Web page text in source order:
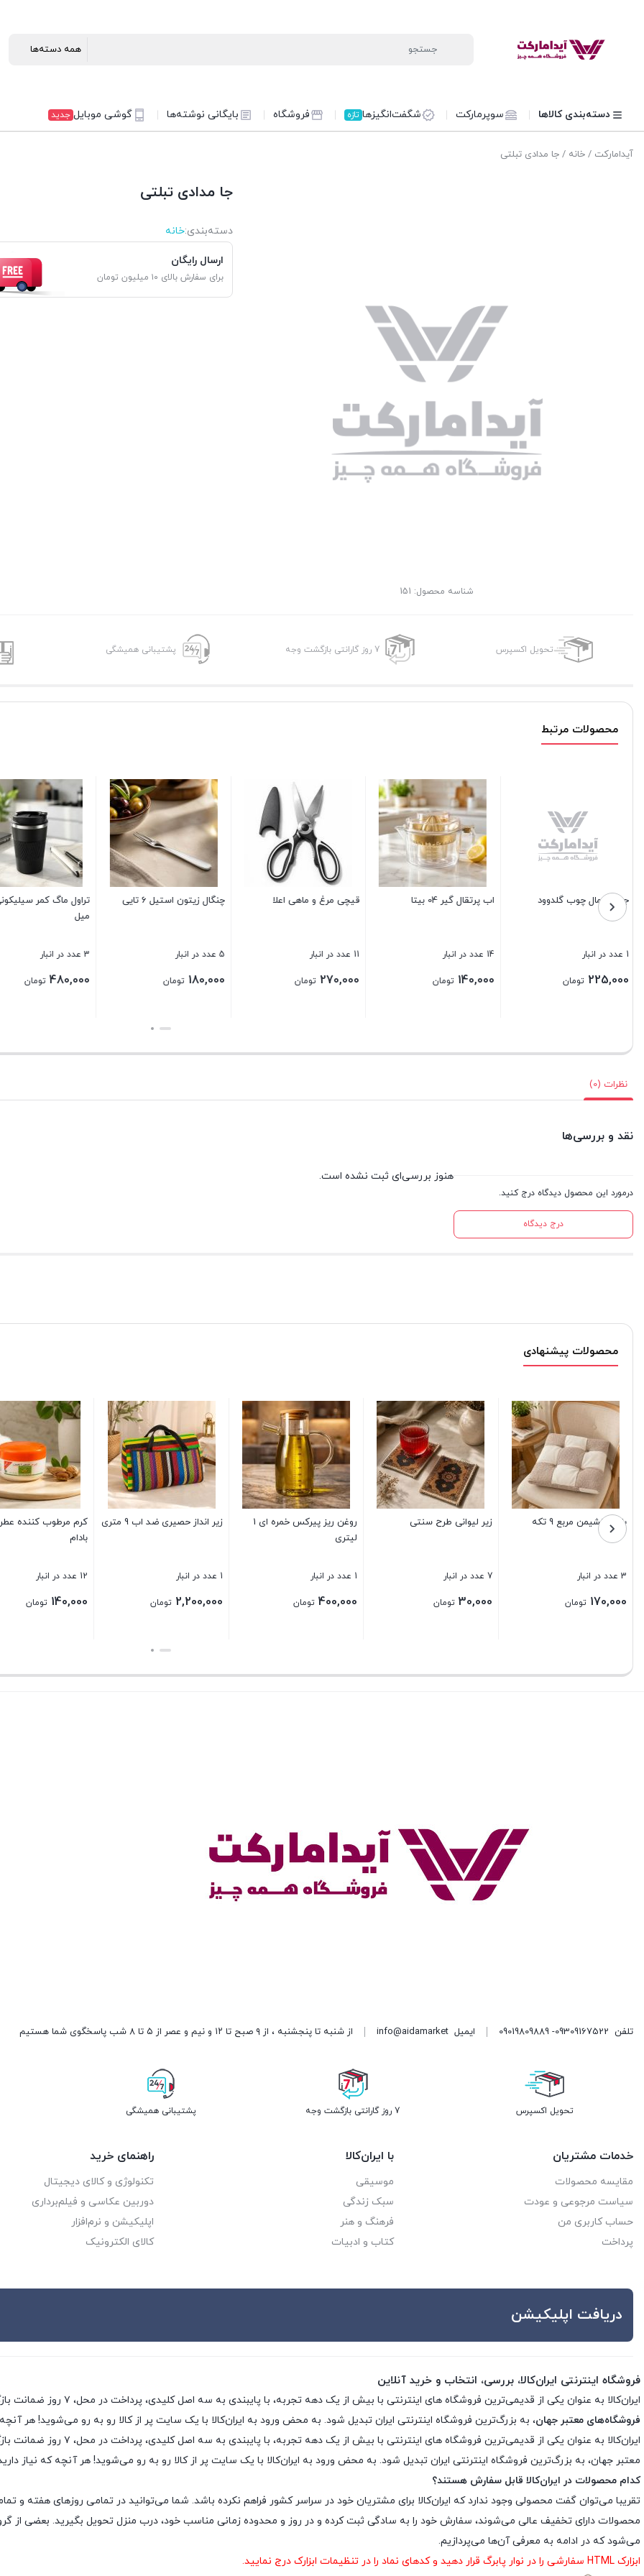
دسته‌بندی کالاها سوپرمارکت شگفت‌انگیزها تازه فروشگاه بایگانی نوشته‌ها گوشی موبایل جدید
آیدامارکت / خانه / جا مدادی تبلتی
شناسه محصول: 151
جا مدادی تبلتی
دسته‌بندی‌:خانه
ارسال رایگان
برای سفارش بالای ۱۰ میلیون تومان
تحویل اکسپرس 7 روز گارانتی بازگشت وجه پشتیبانی همیشگی
محصولات مرتبط
چنگال زیتون استیل 6 تایی
5 عدد در انبار
180,000 تومان
تراول ماگ کمر سیلیکونی 380
3 عدد در انبار
480,000
35 عدد در انبار
110,000 تومان
ظرف فریزری مربع بیتا 400 میل
84 عدد در انبار
65,000 تومان
صافی استیل خارجی
2 عدد در انبار
125,000 تومان
نظرات (0)
نقد و بررسی‌ها
درمورد این محصول دیدگاه درج کنید.
درج دیدگاه
هنوز بررسی‌ای ثبت نشده است.
محصولات پیشنهادی
زیر انداز حصیری ضد اب 9 متری
1 عدد در انبار
2,200,000
کرم مرطوب کننده عطراگین
12 عدد در انبار
140,000
صافی استیل خارجی سایز 24
6 عدد در انبار
270,000 تومان
دراور 4 طبقه پاتریس
2 عدد در انبار
500,000 تومان
قاشق چنگال استیل
16 عدد در انبار
430,000
تلفن 09309167522- 09019809889 ایمیل info@aidamarket از شنبه تا پنجشنبه ، از ۹ صبح تا ۱۲ و نیم و عصر از ۵ تا ۸ شب پاسخگوی شما هستیم
تحویل اکسپرس 7 روز گارانتی بازگشت وجه پشتیبانی همیشگی
خدمات مشتریان
مقایسه محصولات
سیاست مرجوعی و عودت
حساب کاربری من
پرداخت
با ایران‌کالا
موسیقی
سبک زندگی
فرهنگ و هنر
کتاب و ادبیات
راهنمای خرید
تکنولوژی و کالای دیجیتال
دوربین عکاسی و فیلم‌برداری
اپلیکیشن و نرم‌افزار
کالای الکترونیک
دریافت اپلیکیشن
فروشگاه اینترنتی ایران‌کالا، بررسی، انتخاب و خرید آنلاین
ایران‌کالا به عنوان یکی از قدیمی‌ترین فروشگاه های اینترنتی با بیش از یک دهه تجربه، با پایبندی به سه اصل کلیدی، پرداخت در محل، ۷ روز ضمانت بازگشت کالا و تضمین اصل‌بودن کالا، موفق شده تا همگام با
فروشگاه‌های معتبر جهان، به بزرگ‌ترین فروشگاه اینترنتی ایران تبدیل شود. به محض ورود به ایران‌کالا با یک سایت پر از کالا رو به رو می‌شوید! هر
ایران‌کالا به عنوان یکی از
معتبر جهان، به بزرگ‌ترین فروشگاه اینترنتی ایران تبدیل شود. به محض ورود به ایران‌کالا با یک سایت پر از کالا رو به رو می‌شوید! هر آنچه که نیاز
کدام محصولات در ایران‌کالا قابل سفارش هستند؟
تقریبا می‌توان گفت محصولی وجود ندارد که ایران‌کالا برای مشتریان خود در سراسر کشور فراهم نکرده باشد. شما می‌توانید در تمامی روزهای هفته و
محصولات دارای تخفیف عالی می‌شوند، سفارش خود را به سادگی ثبت کرده و در روز و محدوده زمانی مناسب خود، درب منزل تحویل بگیرید. بعضی از
می‌شود که در ادامه به معرفی آن‌ها می‌پردازیم.
ابزارک HTML سفارشی را در نوار پابرگ قرار دهید و کدهای نماد را در تنظیمات ابزارک درج نمایید.